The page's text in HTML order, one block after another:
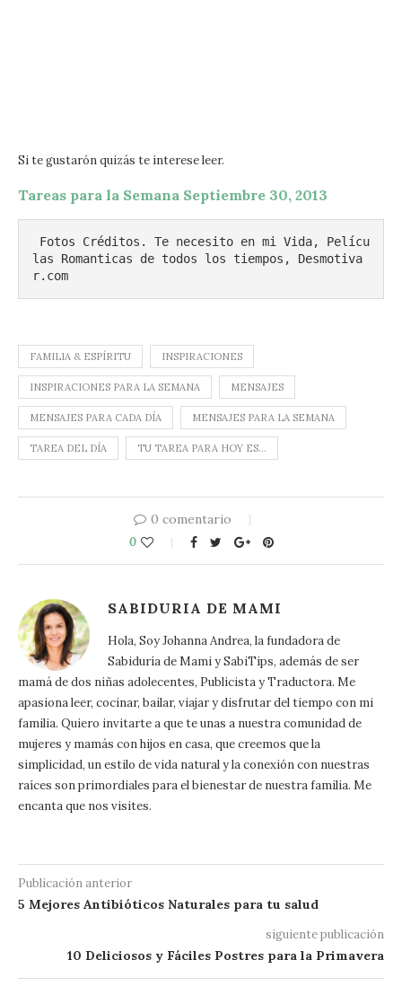
Si te gustarón quizás te interese leer.
Tareas para la Semana Septiembre 30, 2013
Fotos Créditos. Te necesito en mi Vida, Pelícu
las Romanticas de todos los tiempos, Desmotiva
r.com
FAMILIA & ESPÍRITU INSPIRACIONES
INSPIRACIONES PARA LA SEMANA MENSAJES
MENSAJES PARA CADA DÍA MENSAJES PARA LA SEMANA
TAREA DEL DÍA TU TAREA PARA HOY ES...
0 comentario
0
SABIDURIA DE MAMI
Hola, Soy Johanna Andrea, la fundadora de
Sabiduría de Mami y SabiTips, además de ser
mamá de dos niñas adolecentes, Publicista y Traductora. Me
apasiona leer, cocinar, bailar, viajar y disfrutar del tiempo con mi
familia. Quiero invitarte a que te unas a nuestra comunidad de
mujeres y mamás con hijos en casa, que creemos que la
simplicidad, un estilo de vida natural y la conexión con nuestras
raíces son primordiales para el bienestar de nuestra familia. Me
encanta que nos visites.
Publicación anterior
5 Mejores Antibióticos Naturales para tu salud
siguiente publicación
10 Deliciosos y Fáciles Postres para la Primavera